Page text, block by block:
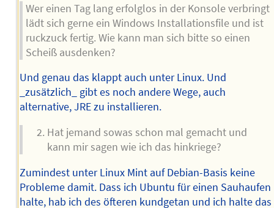
Wer einen Tag lang erfolglos in der Konsole verbringt
lädt sich gerne ein Windows Installationsfile und ist
ruckzuck fertig. Wie kann man sich bitte so einen
Scheiß ausdenken?
Und genau das klappt auch unter Linux. Und
_zusätzlich_ gibt es noch andere Wege, auch
alternative, JRE zu installieren.
Hat jemand sowas schon mal gemacht und
kann mir sagen wie ich das hinkriege?
Zumindest unter Linux Mint auf Debian-Basis keine
Probleme damit. Dass ich Ubuntu für einen Sauhaufen
halte, hab ich des öfteren kundgetan und ich halte das